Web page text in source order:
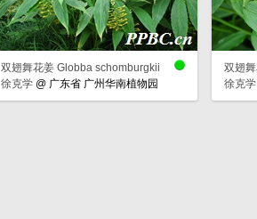
双翅舞花姜 Globba schomburgkii
徐克学 @广东省 广州华南植物园
双翅
徐克学